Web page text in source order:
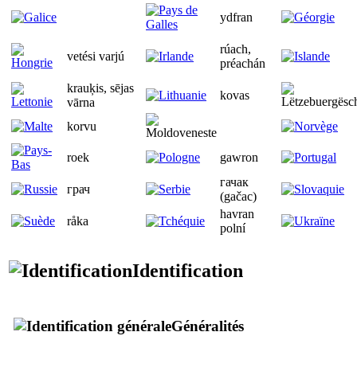
ydfran
vetési varjú
rúach,
préachán
krauķis, sējas
vārna
kovas
korvu
roek gawron
грач
гачак
(gačac)
råka
havran
polní
Identification
Généralités